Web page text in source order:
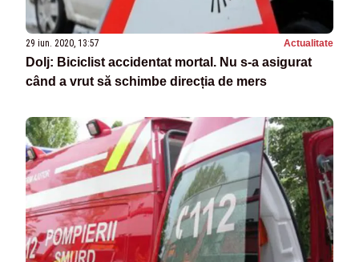
29 iun. 2020, 13:57 Actualitate
Dolj: Biciclist accidentat mortal. Nu s-a asigurat
când a vrut să schimbe direcția de mers